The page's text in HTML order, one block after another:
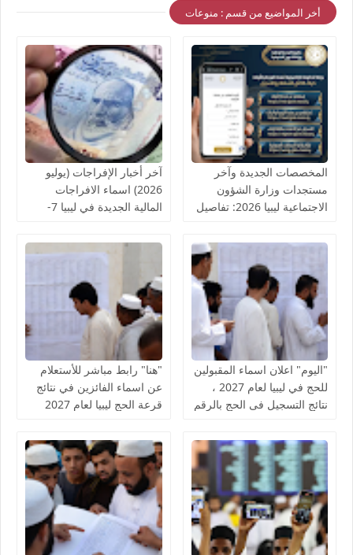
أخر المواضيع من قسم : منوعات
المخصصات الجديدة وآخر
مستجدات وزارة الشؤون
الاجتماعية ليبيا 2026: تفاصيل
الأسماء الجديدة
آخر أخبار الإفراجات (يوليو
2026) اسماء الافراجات
المالية الجديدة في ليبيا 7-
المالية لحكومة الوحدة الوطنية
"اليوم" اعلان اسماء المقبولين
للحج في ليبيا لعام 2027 ،
نتائج التسجيل فى الحج بالرقم
بالمناطق
"هنا" رابط مباشر للأستعلام
عن اسماء الفائزين في نتائج
قرعة الحج ليبيا لعام 2027
في منصة حجاج